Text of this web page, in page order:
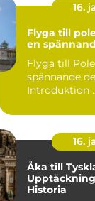
16.
Flyga till
en
Flyga till
spännande
16.
Åka till
Historia